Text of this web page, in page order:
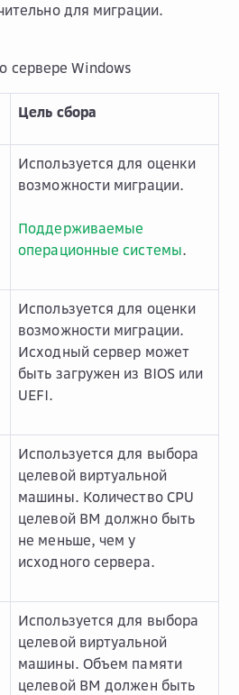
для миграции.
сервере Windows
Цель сбора
Используется для оценки
возможности миграции.
Поддерживаемые
операционные системы.
Используется для оценки
возможности миграции.
Исходный сервер может
быть загружен из BIOS или
UEFI.
Используется для выбора
целевой виртуальной
машины. Количество CPU
целевой ВМ должно быть
не меньше, чем у
исходного сервера.
Используется для выбора
целевой виртуальной
машины. Объем памяти
целевой ВМ должен быть